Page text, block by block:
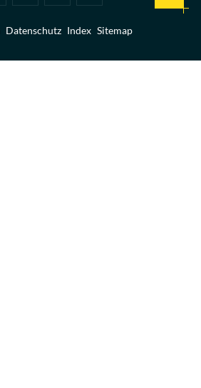
Datenschutz Index Sitemap(ausgewählt)